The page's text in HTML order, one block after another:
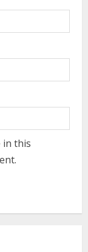
in this